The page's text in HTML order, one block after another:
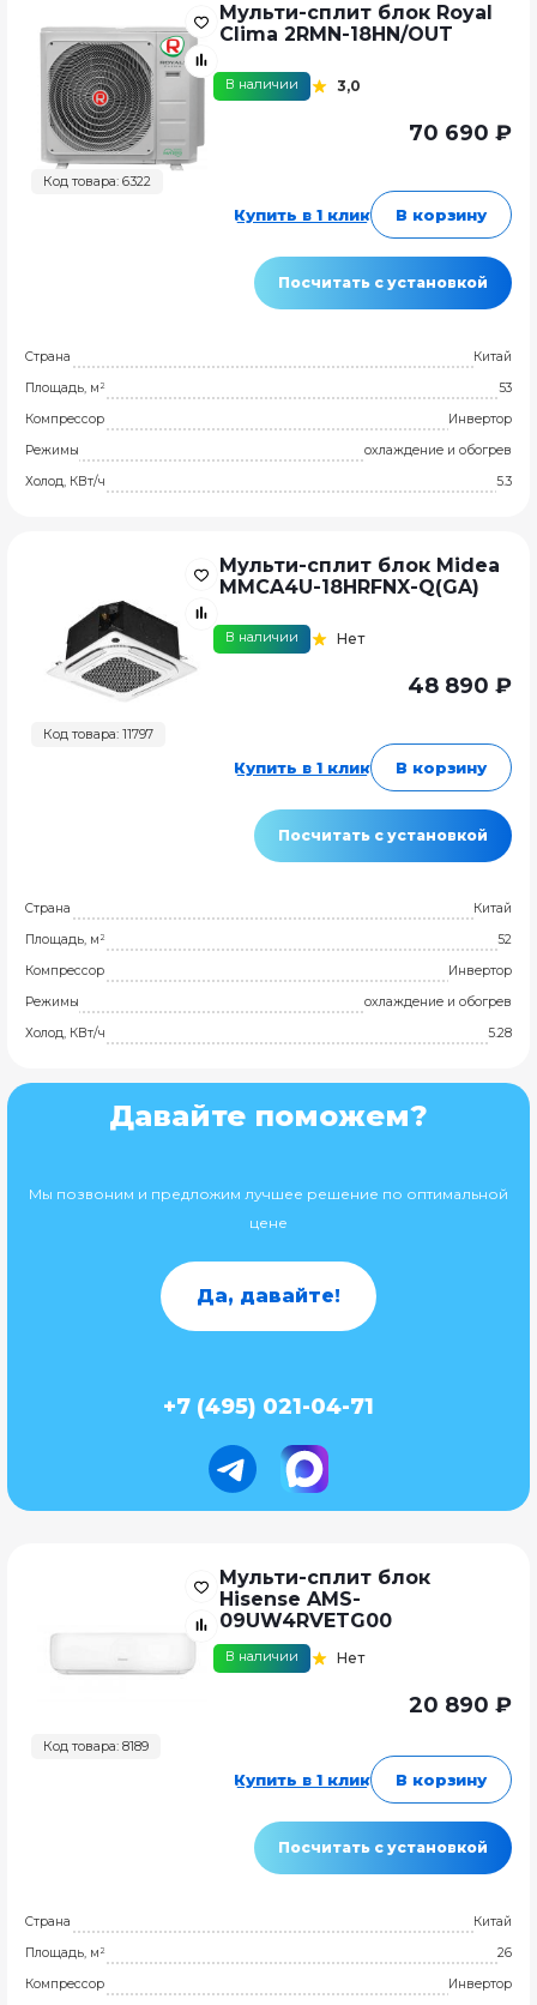
Код товара: 6322
Мульти-сплит блок Royal
Clima 2RMN-18HN/OUT
В наличии 3,0
70 690 ₽
Купить в 1 клик В корзину
Посчитать с установкой
Страна
Китай
Площадь, м²
53
Компрессор
Инвертор
Режимы
охлаждение и обогрев
Холод, КВт/ч
5.3
Код товара: 11797
Мульти-сплит блок Midea
MMCA4U-18HRFNX-Q(GA)
В наличии Нет
48 890 ₽
Купить в 1 клик В корзину
Посчитать с установкой
Страна
Китай
Площадь, м²
52
Компрессор
Инвертор
Режимы
охлаждение и обогрев
Холод, КВт/ч
5.28
Давайте поможем?
Мы позвоним и предложим лучшее решение по оптимальной
цене
Да, давайте!
+7 (495) 021-04-71
Код товара: 8189
Мульти-сплит блок
Hisense AMS-
09UW4RVETG00
В наличии Нет
20 890 ₽
Купить в 1 клик В корзину
Посчитать с установкой
Страна
Китай
Площадь, м²
26
Компрессор
Инвертор